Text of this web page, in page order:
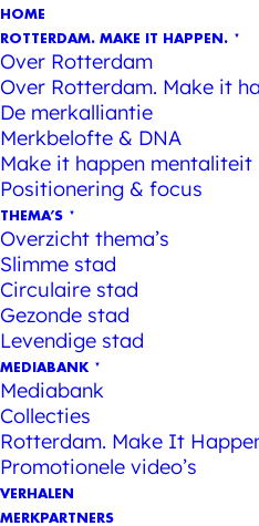
HOME
ROTTERDAM. MAKE IT HAPPEN.
Over Rotterdam
Over Rotterdam. Make it
De merkalliantie
Merkbelofte & DNA
Make it happen mentaliteit
Positionering & focus
THEMA’S
Overzicht thema’s
Slimme stad
Circulaire stad
Gezonde stad
Levendige stad
MEDIABANK
Mediabank
Collecties
Rotterdam. Make It
Promotionele video’s
VERHALEN
MERKPARTNERS